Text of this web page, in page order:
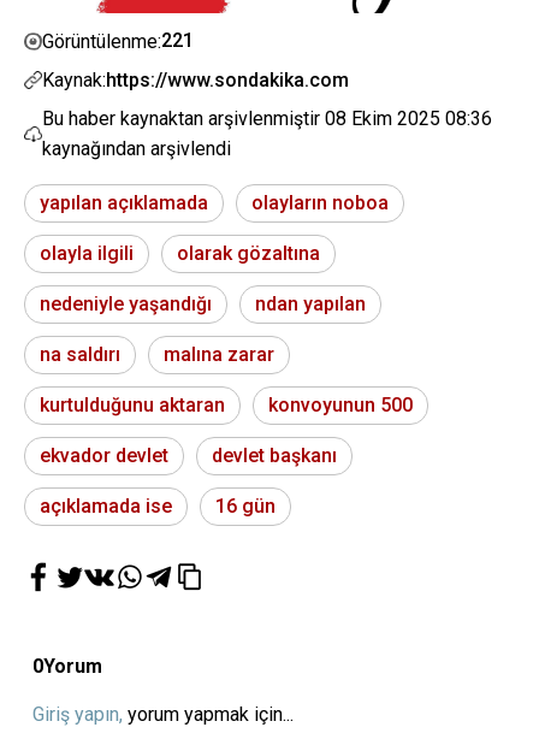
Görüntülenme:221
Kaynak:https://www.sondakika.com
Bu haber kaynaktan arşivlenmiştir 08 Ekim 2025 08:36
kaynağından arşivlendi
yapılan açıklamada olayların noboa
olayla ilgili olarak gözaltına
nedeniyle yaşandığı ndan yapılan
na saldırı malına zarar
kurtulduğunu aktaran konvoyunun 500
ekvador devlet devlet başkanı
açıklamada ise 16 gün
0Yorum
Giriş yapın, yorum yapmak için...